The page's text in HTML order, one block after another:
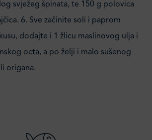
svježeg špinata, te 150 g polovica
6. Sve začinite soli i paprom
dodajte i 1 žlicu maslinovog ulja i
octa, a po želji i malo sušenog
origana.